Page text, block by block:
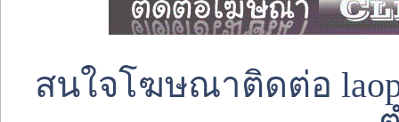
สนใจโฆษณาติดต่อ